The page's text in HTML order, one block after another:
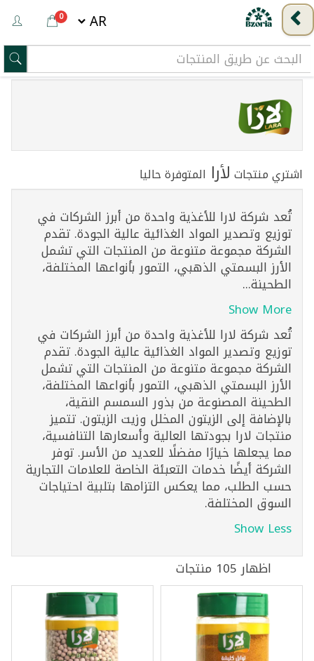
0
اشتري منتجات لأرا المتوفرة حاليا
تُعد شركة لارا للأغذية واحدة من أبرز الشركات في
توزيع وتصدير المواد الغذائية عالية الجودة. تقدم
الشركة مجموعة متنوعة من المنتجات التي تشمل
الأرز البسمتي الذهبي، التمور بأنواعها المختلفة،
الطحينة...
Show More
تُعد شركة لارا للأغذية واحدة من أبرز الشركات في
توزيع وتصدير المواد الغذائية عالية الجودة. تقدم
الشركة مجموعة متنوعة من المنتجات التي تشمل
الأرز البسمتي الذهبي، التمور بأنواعها المختلفة،
الطحينة المصنوعة من بذور السمسم النقية،
بالإضافة إلى الزيتون المخلل وزيت الزيتون. تتميز
منتجات لارا بجودتها العالية وأسعارها التنافسية،
مما يجعلها خيارًا مفضلًا للعديد من الأسر. توفر
الشركة أيضًا خدمات التعبئة الخاصة للعلامات التجارية
حسب الطلب، مما يعكس التزامها بتلبية احتياجات
السوق المختلفة.
Show Less
اظهار 105 منتجات